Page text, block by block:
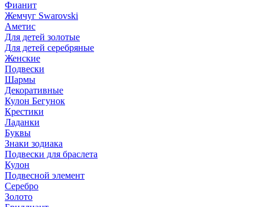
Фианит
Жемчуг Swarovski
Аметис
Для детей золотые
Для детей серебряные
Женские
Подвески
Шармы
Декоративные
Кулон Бегунок
Крестики
Ладанки
Буквы
Знаки зодиака
Подвески для браслета
Кулон
Подвесной элемент
Серебро
Золото